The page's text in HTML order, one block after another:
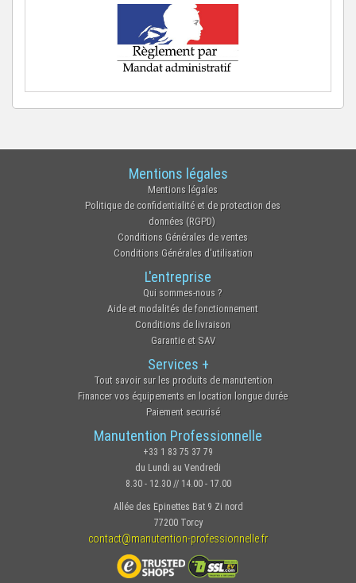
Mentions légales
Mentions légales
Politique de confidentialité et de protection des
données (RGPD)
Conditions Générales de ventes
Conditions Générales d'utilisation
L'entreprise
Qui sommes-nous ?
Aide et modalités de fonctionnement
Conditions de livraison
Garantie et SAV
Services +
Tout savoir sur les produits de manutention
Financer vos équipements en location longue durée
Paiement securisé
Manutention Professionnelle
+33 1 83 75 37 79
du Lundi au Vendredi
8.30 - 12.30 // 14.00 - 17.00
Allée des Epinettes Bat 9 Zi nord
77200 Torcy
contact@manutention-professionnelle.fr